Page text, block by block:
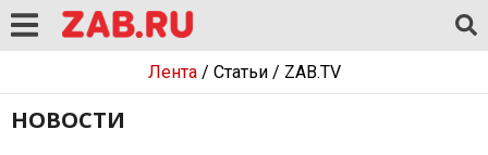
Лента/ Статьи/ ZAB.TV
НОВОСТИ